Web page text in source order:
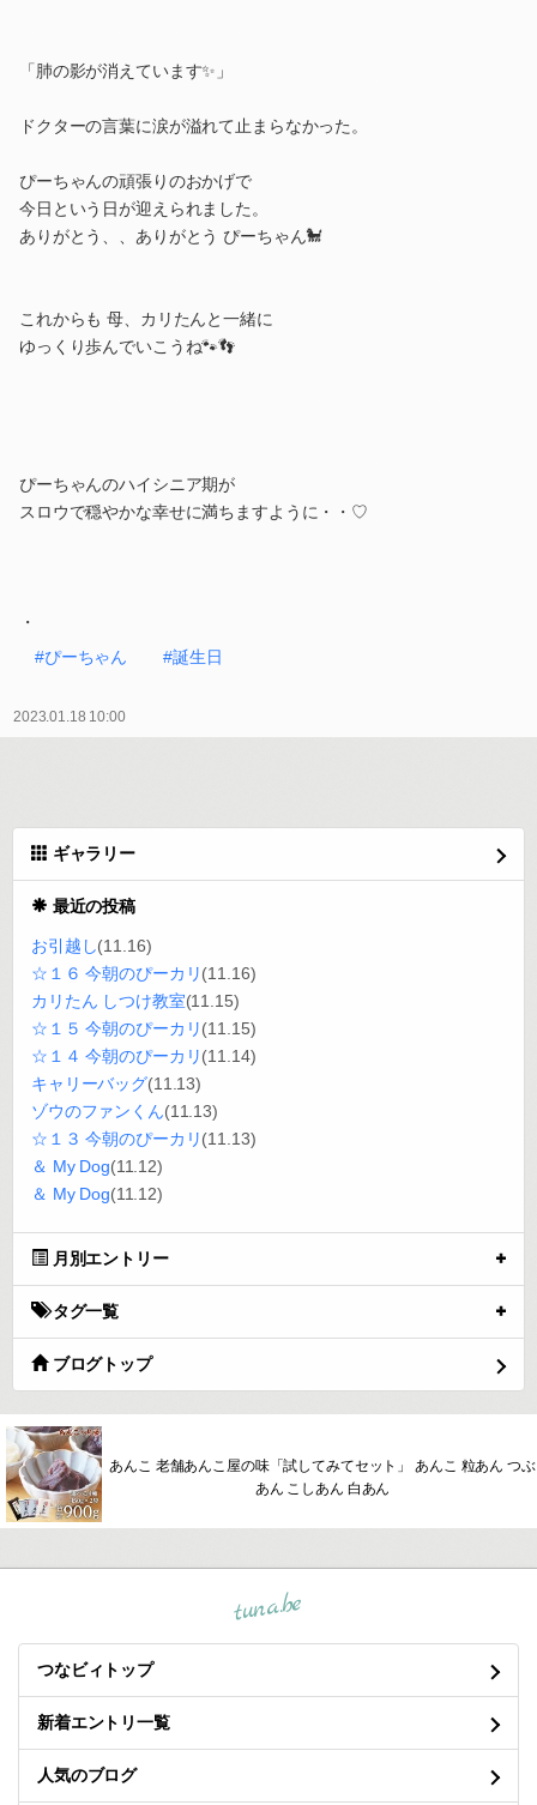
「肺の影が消えています✨」
ドクターの言葉に涙が溢れて止まらなかった。
ぴーちゃんの頑張りのおかげで
今日という日が迎えられました。
ありがとう、、ありがとう ぴーちゃん🐩
これからも 母、カリたんと一緒に
ゆっくり歩んでいこうね🐾👣
ぴーちゃんのハイシニア期が
スロウで穏やかな幸せに満ちますように・・♡
・
#ぴーちゃん
#誕生日
2023.01.18 10:00
ギャラリー
最近の投稿
お引越し(11.16)
☆１６ 今朝のぴーカリ(11.16)
カリたん しつけ教室(11.15)
☆１５ 今朝のぴーカリ(11.15)
☆１４ 今朝のぴーカリ(11.14)
キャリーバッグ(11.13)
ゾウのファンくん(11.13)
☆１３ 今朝のぴーカリ(11.13)
＆ My Dog(11.12)
＆ My Dog(11.12)
月別エントリー
タグ一覧
ブログトップ
あんこ 老舗あんこ屋の味「試してみてセット」 あんこ 粒あん つぶ
あん こしあん 白あん
tuna.be
つなビィトップ
新着エントリ一覧
人気のブログ